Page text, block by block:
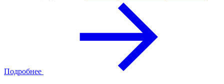
Подробнее